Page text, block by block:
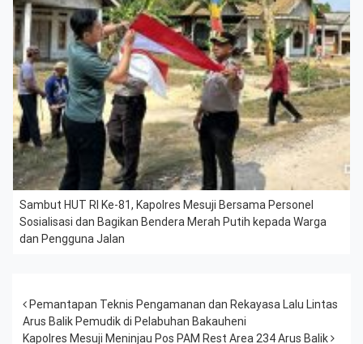
Sambut HUT RI Ke-81, Kapolres Mesuji Bersama Personel
Sosialisasi dan Bagikan Bendera Merah Putih kepada Warga
dan Pengguna Jalan
Post navigation
Pemantapan Teknis Pengamanan dan Rekayasa Lalu Lintas
Arus Balik Pemudik di Pelabuhan Bakauheni
Kapolres Mesuji Meninjau Pos PAM Rest Area 234 Arus Balik